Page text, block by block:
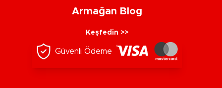
Armağan Blog
Keşfedin >>
Güvenli Ödeme